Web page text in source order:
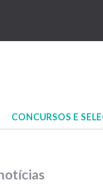
CONCURSOS E